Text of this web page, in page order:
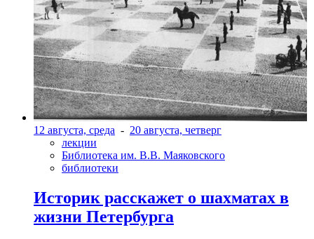
12 августа, среда - 20 августа, четверг
лекции
Библиотека им. В.В. Маяковского
библиотеки
Историк расскажет о шахматах в
жизни Петербурга